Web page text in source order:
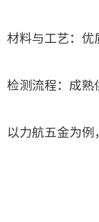
料与工艺：优质
测流程：成熟供
力航五金为例，